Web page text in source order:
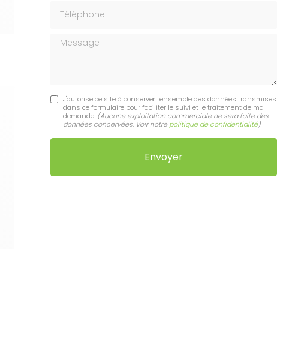
Message
J'autorise ce site à conserver l'ensemble des données transmises
dans ce formulaire pour faciliter le suivi et le traitement de ma
demande. (Aucune exploitation commerciale ne sera faite des
données concervées. Voir notre politique de confidentialité)